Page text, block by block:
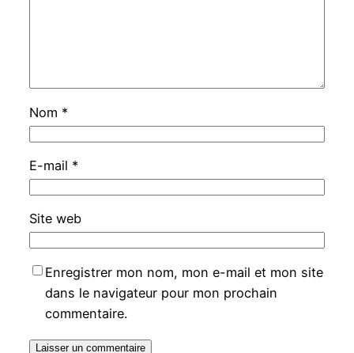
Nom *
E-mail *
Site web
Enregistrer mon nom, mon e-mail et mon site
dans le navigateur pour mon prochain
commentaire.